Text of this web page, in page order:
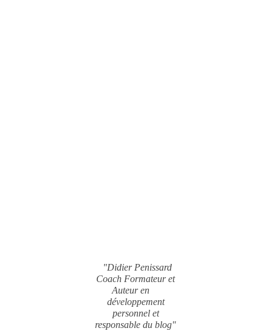
"Didier Penissard
Coach Formateur et
Auteur en
développement
personnel et
responsable du blog"